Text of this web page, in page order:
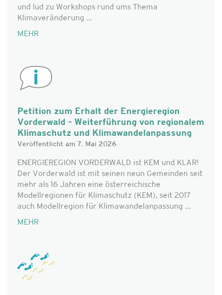
und lud zu Workshops rund ums Thema
Klimaveränderung ...
MEHR
Petition zum Erhalt der Energieregion
Vorderwald – Weiterführung von regionalem
Klimaschutz und Klimawandelanpassung
Veröffentlicht am 7. Mai 2026
ENERGIEREGION VORDERWALD ist KEM und KLAR!
Der Vorderwald ist mit seinen neun Gemeinden seit
mehr als 16 Jahren eine österreichische
Modellregionen für Klimaschutz (KEM), seit 2017
auch Modellregion für Klimawandelanpassung ...
MEHR